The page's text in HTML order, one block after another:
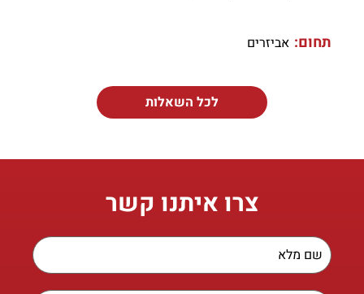
תחום: אביזרים
לכל השאלות
צרו איתנו קשר